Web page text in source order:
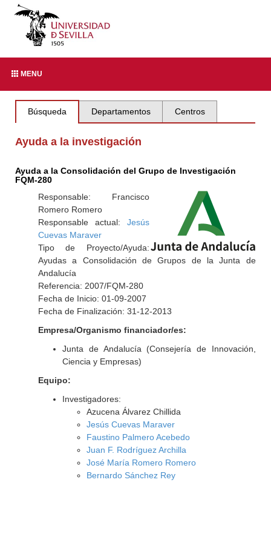
MENU
Búsqueda Departamentos Centros
Ayuda a la investigación
Ayuda a la Consolidación del Grupo de Investigación
FQM-280
Responsable: Francisco
Romero Romero
Responsable actual: Jesús
Cuevas Maraver
Tipo de Proyecto/Ayuda:
Ayudas a Consolidación de Grupos de la Junta de
Andalucía
Referencia: 2007/FQM-280
Fecha de Inicio: 01-09-2007
Fecha de Finalización: 31-12-2013
Empresa/Organismo financiador/es:
Junta de Andalucía (Consejería de Innovación,
Ciencia y Empresas)
Equipo:
Investigadores:
Azucena Álvarez Chillida
Jesús Cuevas Maraver
Faustino Palmero Acebedo
Juan F. Rodríguez Archilla
José María Romero Romero
Bernardo Sánchez Rey